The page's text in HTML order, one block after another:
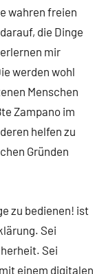
wahren freien
die Dinge
mir
werden wohl
Menschen
Zampano im
helfen zu
Gründen
zu bedienen! ist
Sei
Sei
einem digitalen